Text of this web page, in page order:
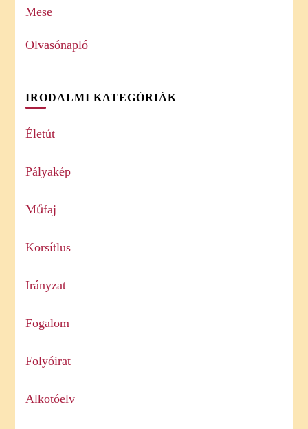
Mese
Olvasónapló
IRODALMI KATEGÓRIÁK
Életút
Pályakép
Műfaj
Korsítlus
Irányzat
Fogalom
Folyóirat
Alkotóelv